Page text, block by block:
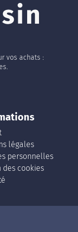
vos achats :
légales
personnelles
des cookies